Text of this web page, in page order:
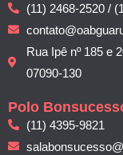
(11) 2468-2520 /
Rua Ipê nº 185 e
07090-130
Polo
(11) 4395-9821